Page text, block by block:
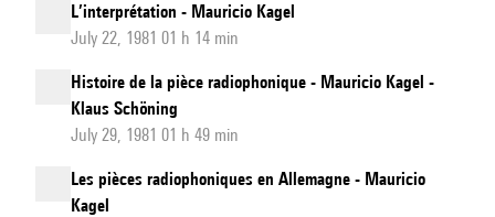
L’interprétation - Mauricio Kagel
July 22, 1981 01 h 14 min
Histoire de la pièce radiophonique - Mauricio Kagel -
Klaus Schöning
July 29, 1981 01 h 49 min
Les pièces radiophoniques en Allemagne - Mauricio
Kagel